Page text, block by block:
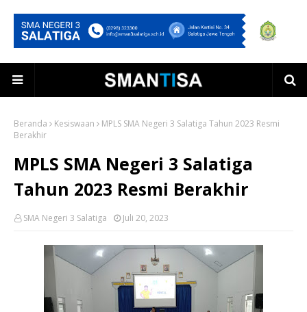
Beranda Kesiswaan
MPLS SMA Negeri 3 Salatiga Tahun 2023 Resmi
Berakhir
MPLS SMA Negeri 3 Salatiga
Tahun 2023 Resmi Berakhir
SMA Negeri 3 Salatiga Juli 20, 2023